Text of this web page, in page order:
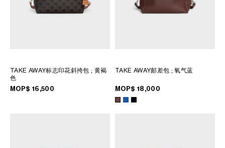
TAKE AWAY标志印花斜挎包; 黄褐
色
MOP$ 16,500
TAKE AWAY邮差包 ; 氧气蓝
MOP$ 18,000